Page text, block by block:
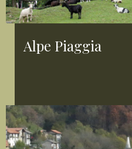
Alpe Piaggia